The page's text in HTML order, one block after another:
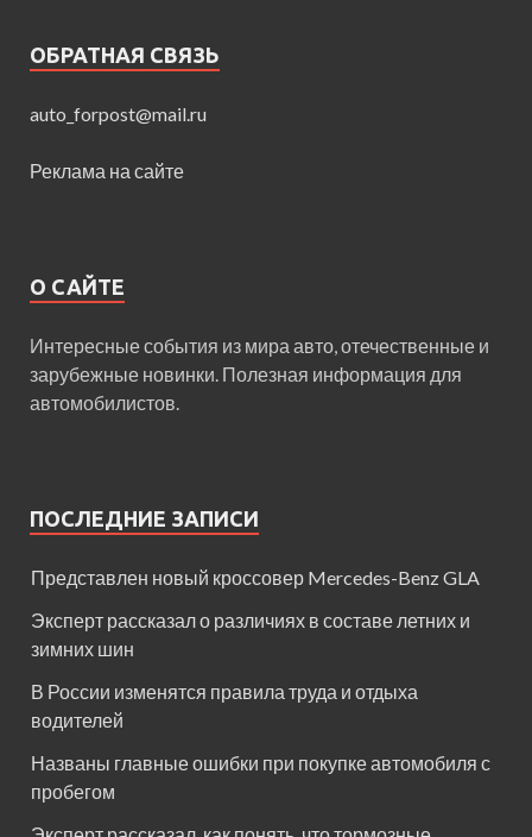
ОБРАТНАЯ СВЯЗЬ
auto_forpost@mail.ru
Реклама на сайте
О САЙТЕ
Интересные события из мира авто, отечественные и
зарубежные новинки. Полезная информация для
автомобилистов.
ПОСЛЕДНИЕ ЗАПИСИ
Представлен новый кроссовер Mercedes-Benz GLA
Эксперт рассказал о различиях в составе летних и
зимних шин
В России изменятся правила труда и отдыха
водителей
Названы главные ошибки при покупке автомобиля с
пробегом